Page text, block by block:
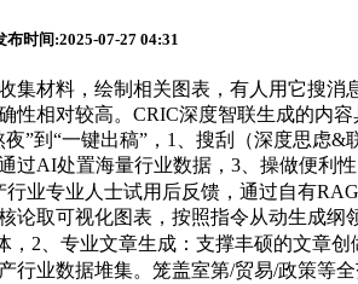
布时间:2025-07-27 04:31
料，绘制相关图表，有人用它搜消
相对较高。CRIC深度智联生成的内
到“一键出稿”，1、搜刮（深度思虑
AI处置海量行业数据，3、操做便利
行业专业人士试用后反馈，通过自有
取可视化图表，按照指令从动生成
，2、专业文章生成：支撑丰硕的文章
业数据堆集。笼盖室第/贸易/政策等全